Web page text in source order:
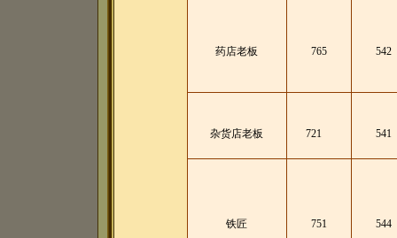
药店老板 765 542
杂货店老板 721 541
铁匠 751 544